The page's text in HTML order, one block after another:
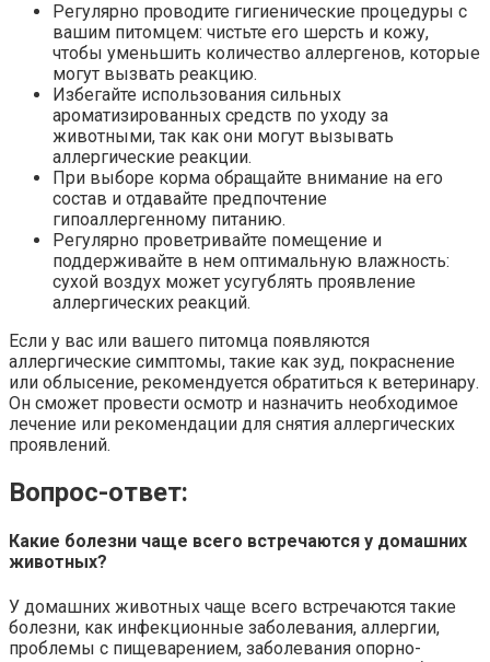
Регулярно проводите гигиенические процедуры с
вашим питомцем: чистьте его шерсть и кожу,
чтобы уменьшить количество аллергенов, которые
могут вызвать реакцию.
Избегайте использования сильных
ароматизированных средств по уходу за
животными, так как они могут вызывать
аллергические реакции.
При выборе корма обращайте внимание на его
состав и отдавайте предпочтение
гипоаллергенному питанию.
Регулярно проветривайте помещение и
поддерживайте в нем оптимальную влажность:
сухой воздух может усугублять проявление
аллергических реакций.
Если у вас или вашего питомца появляются
аллергические симптомы, такие как зуд, покраснение
или облысение, рекомендуется обратиться к ветеринару.
Он сможет провести осмотр и назначить необходимое
лечение или рекомендации для снятия аллергических
проявлений.
Вопрос-ответ:
Какие болезни чаще всего встречаются у домашних
животных?
У домашних животных чаще всего встречаются такие
болезни, как инфекционные заболевания, аллергии,
проблемы с пищеварением, заболевания опорно-